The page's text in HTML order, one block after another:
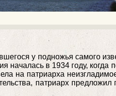
у подножья самого
началась в 1934 году,
на патриарха
патриарх предложил